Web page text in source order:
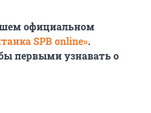
официальном
SPB online».
первыми узнавать о